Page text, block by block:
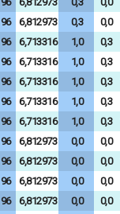
96 6,812973 0,3 0,0
96 6,713316 1,0 0,3
96 6,713316 1,0 0,3
96 6,713316 1,0 0,3
96 6,713316 1,0 0,3
96 6,713316 1,0 0,3
96 6,812973 0,0 0,0
96 6,812973 0,0 0,0
96 6,812973 0,0 0,0
96 6,812973 0,0 0,0